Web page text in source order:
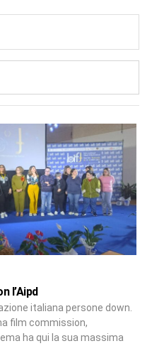
l’Aipd
italiana persone down.
film commission,
ha qui la sua massima